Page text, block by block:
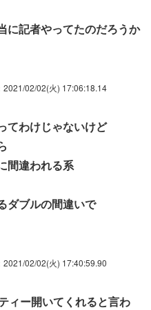
に記者やってたのだろうか
2021/02/02(火) 17:06:18.14
てわけじゃないけど
間違われる系
ダブルの間違いで
2021/02/02(火) 17:40:59.90
ィー開いてくれると言わ